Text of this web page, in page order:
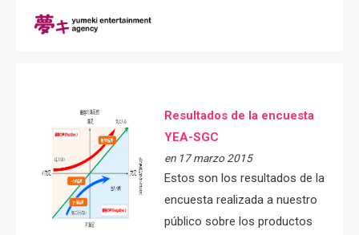
Resultados de la encuesta
YEA-SGC
en 17 marzo 2015
Estos son los resultados de la
encuesta realizada a nuestro
público sobre los productos